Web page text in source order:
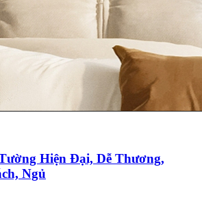
Hiện Đại, Dễ Thương,
Ngủ